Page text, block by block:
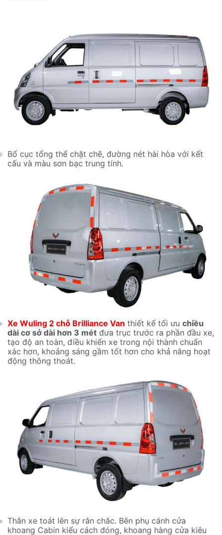
Bố cục tổng thể chặt chẽ, đường nét hài hòa với kết
cấu và màu sơn bạc trung tính.
Xe Wuling 2 chỗ Brilliance Van thiết kế tối ưu chiều
dài cơ sở dài hơn 3 mét đưa trục trước ra phần đầu xe,
tạo độ an toàn, điều khiển xe trong nội thành chuẩn
xác hơn, khoảng sáng gầm tốt hơn cho khả năng hoạt
động thông thoát.
Thân xe toát lên sự rắn chắc. Bên phụ cánh cửa
khoang Cabin kiểu cách đóng, khoang hàng cửa kiêu